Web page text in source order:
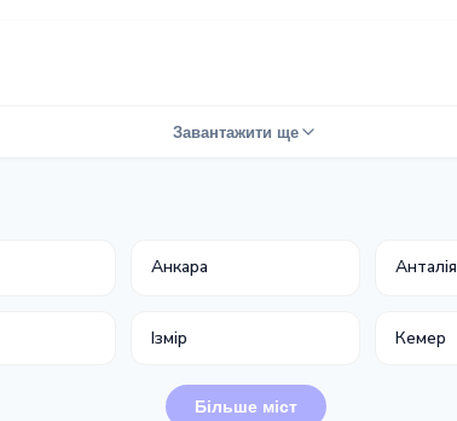
Завантажити ще
Анкара Анталія
Ізмір Кемер
Більше міст